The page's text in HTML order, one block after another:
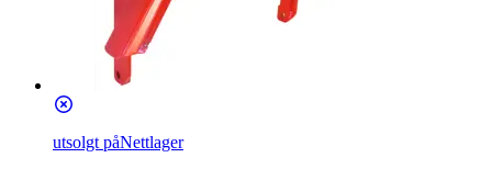
utsolgt påNettlager